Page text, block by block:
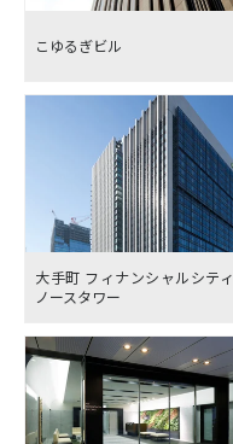
こゆるぎビル
大手町 フィナンシャルシティ
ノースタワー